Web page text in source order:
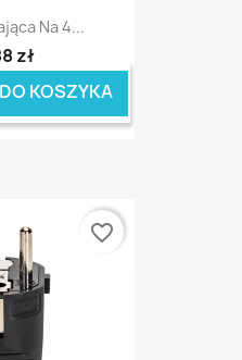
Na 4...
zł
DO KOSZYKA
favorite_border